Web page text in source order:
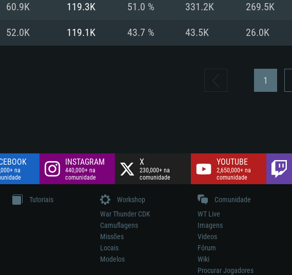
Disco: 60,2 GB
60.9K 119.3K 51.0 % 331.2K 269.5K
52.0K 119.1K 43.7 % 43.5K 26.0K
1
na
INSTAGRAM
440,000+ na
comunidade
X
230,000+ na
comunidade
YOUTUBE
2,650,000+ na
comunidade
Tutoriais
Workshop
War Thunder CDK
Camuflagens
Missões
Locais
Modelos
Comunidade
WT Live
Imagens
Videos
Fórum
Wiki
Procurar Jogadores